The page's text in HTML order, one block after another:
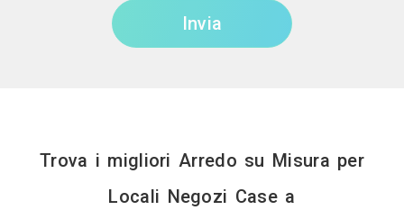
Invia
Trova i migliori Arredo su Misura per
Locali Negozi Case a